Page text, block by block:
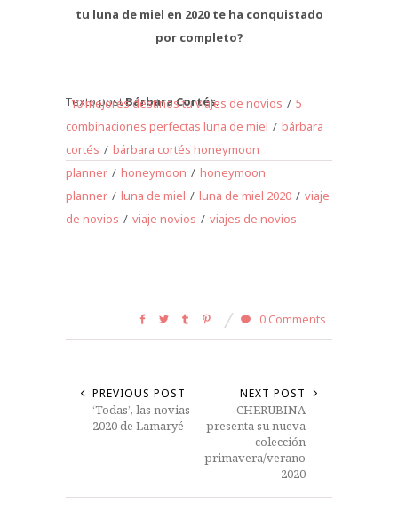
tu luna de miel en 2020 te ha conquistado
por completo?
Texto postBárbara Cortés.
10 mejores destinos tu viajes de novios / 5
combinaciones perfectas luna de miel / bárbara
cortés / bárbara cortés honeymoon
planner / honeymoon / honeymoon
planner / luna de miel / luna de miel 2020 / viaje
de novios / viaje novios / viajes de novios
0 Comments
PREVIOUS POST
‘Todas’, las novias
2020 de Lamaryé
NEXT POST
CHERUBINA
presenta su nueva
colección
primavera/verano
2020